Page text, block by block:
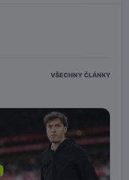
VŠECHNY ČLÁNKY